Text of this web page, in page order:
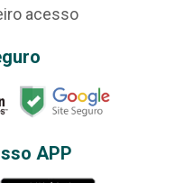
acesso
APP